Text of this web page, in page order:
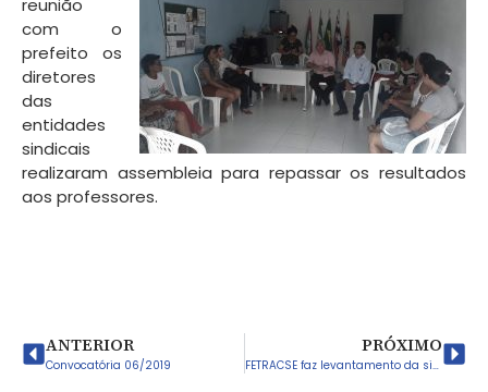
reunião
com o
prefeito os
diretores
das
entidades
sindicais
realizaram assembleia para repassar os resultados
aos professores.
ANTERIOR
Convocatória 06/2019
PRÓXIMO
FETRACSE faz levantamento da situação de pagamentos do funcionalismo municipal neste final de ano.